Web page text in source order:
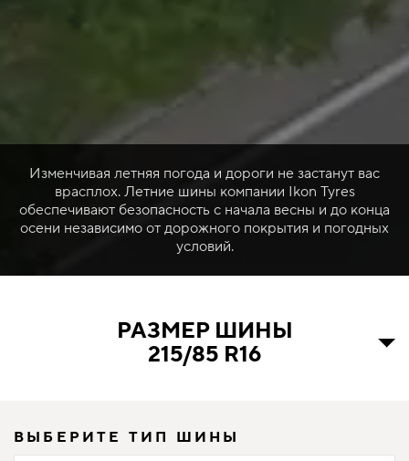
Изменчивая летняя погода и дороги не застанут вас
врасплох. Летние шины компании Ikon Tyres
обеспечивают безопасность с начала весны и до конца
осени независимо от дорожного покрытия и погодных
условий.
РАЗМЕР ШИНЫ
215/85 R16
ВЫБЕРИТЕ ТИП ШИНЫ